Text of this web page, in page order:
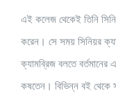
এই কলেজ থেকেই তিনি
করেন। সে সময় সিনিয়র
ক্যামব্রিজ বলতে
কষতেন। বিভিন্ন বই থেকে